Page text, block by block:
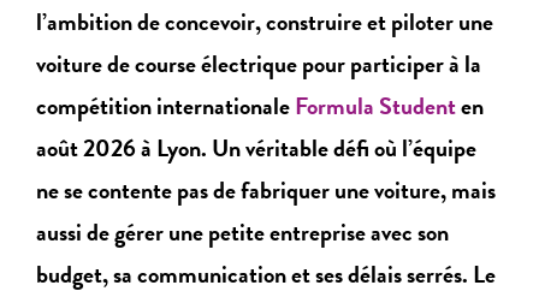
l’ambition de concevoir, construire et piloter une
voiture de course électrique pour participer à la
compétition internationaleFormula Studenten
août 2026 à Lyon. Un véritable défi où l’équipe
ne se contente pas de fabriquer une voiture, mais
aussi de gérer une petite entreprise avec son
budget, sa communication et ses délais serrés. Le